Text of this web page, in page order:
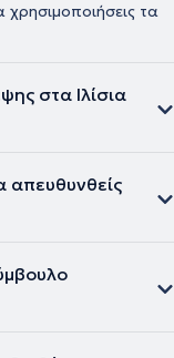
χρησιμοποιήσεις τα
στα Ιλίσια
απευθυνθείς